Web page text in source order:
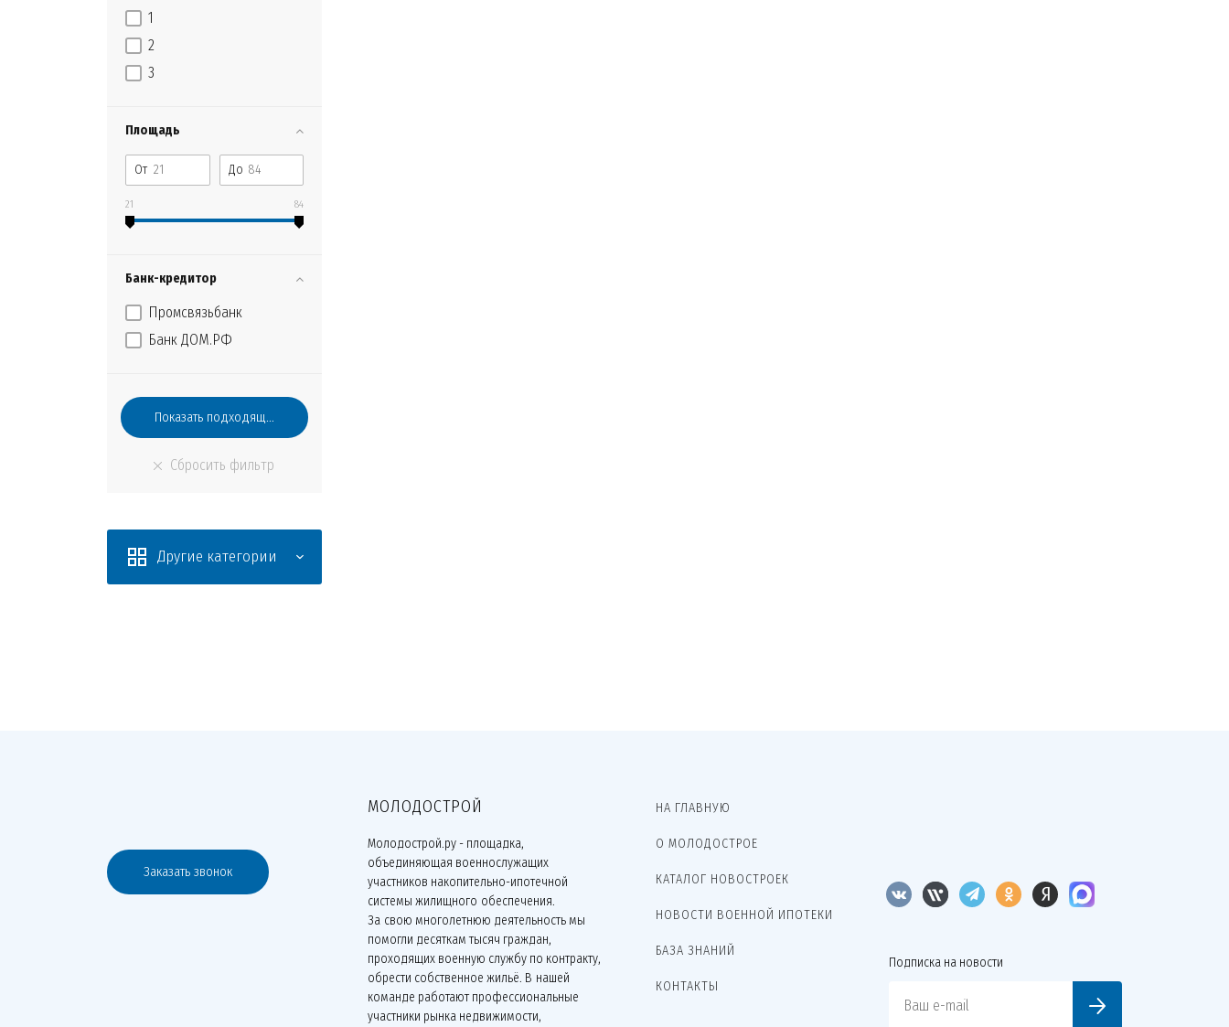
1
2
3
Площадь
От До
21 84
Банк-кредитор
Промсвязьбанк
Банк ДОМ.РФ
Другие категории
Заказать звонок
МОЛОДОСТРОЙ
Молодострой.ру - площадка,
объединяющая военнослужащих
участников накопительно-ипотечной
системы жилищного обеспечения.
За свою многолетнюю деятельность мы
помогли десяткам тысяч граждан,
проходящих военную службу по контракту,
обрести собственное жильё. В нашей
команде работают профессиональные
участники рынка недвижимости,
НА ГЛАВНУЮ
О МОЛОДОСТРОЕ
КАТАЛОГ НОВОСТРОЕК
НОВОСТИ ВОЕННОЙ ИПОТЕКИ
БАЗА ЗНАНИЙ
КОНТАКТЫ
Подписка на новости
Ваш e-mail